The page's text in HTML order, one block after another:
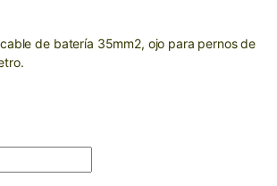
de batería 35mm2, ojo para pernos de
ojo 8mm quantity